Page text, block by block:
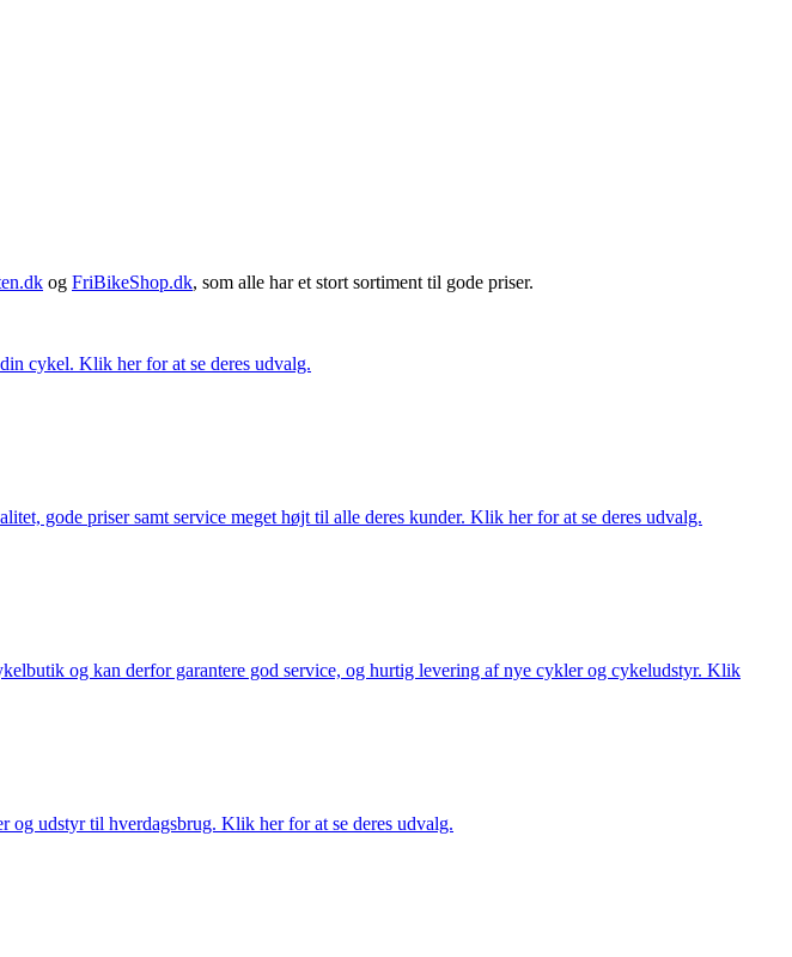
og FriBikeShop.dk, som alle har et stort sortiment til gode priser.
cykel. Klik her for at se deres udvalg.
gode priser samt service meget højt til alle deres kunder. Klik her for at se deres udvalg.
og kan derfor garantere god service, og hurtig levering af nye cykler og cykeludstyr. Klik
og udstyr til hverdagsbrug. Klik her for at se deres udvalg.